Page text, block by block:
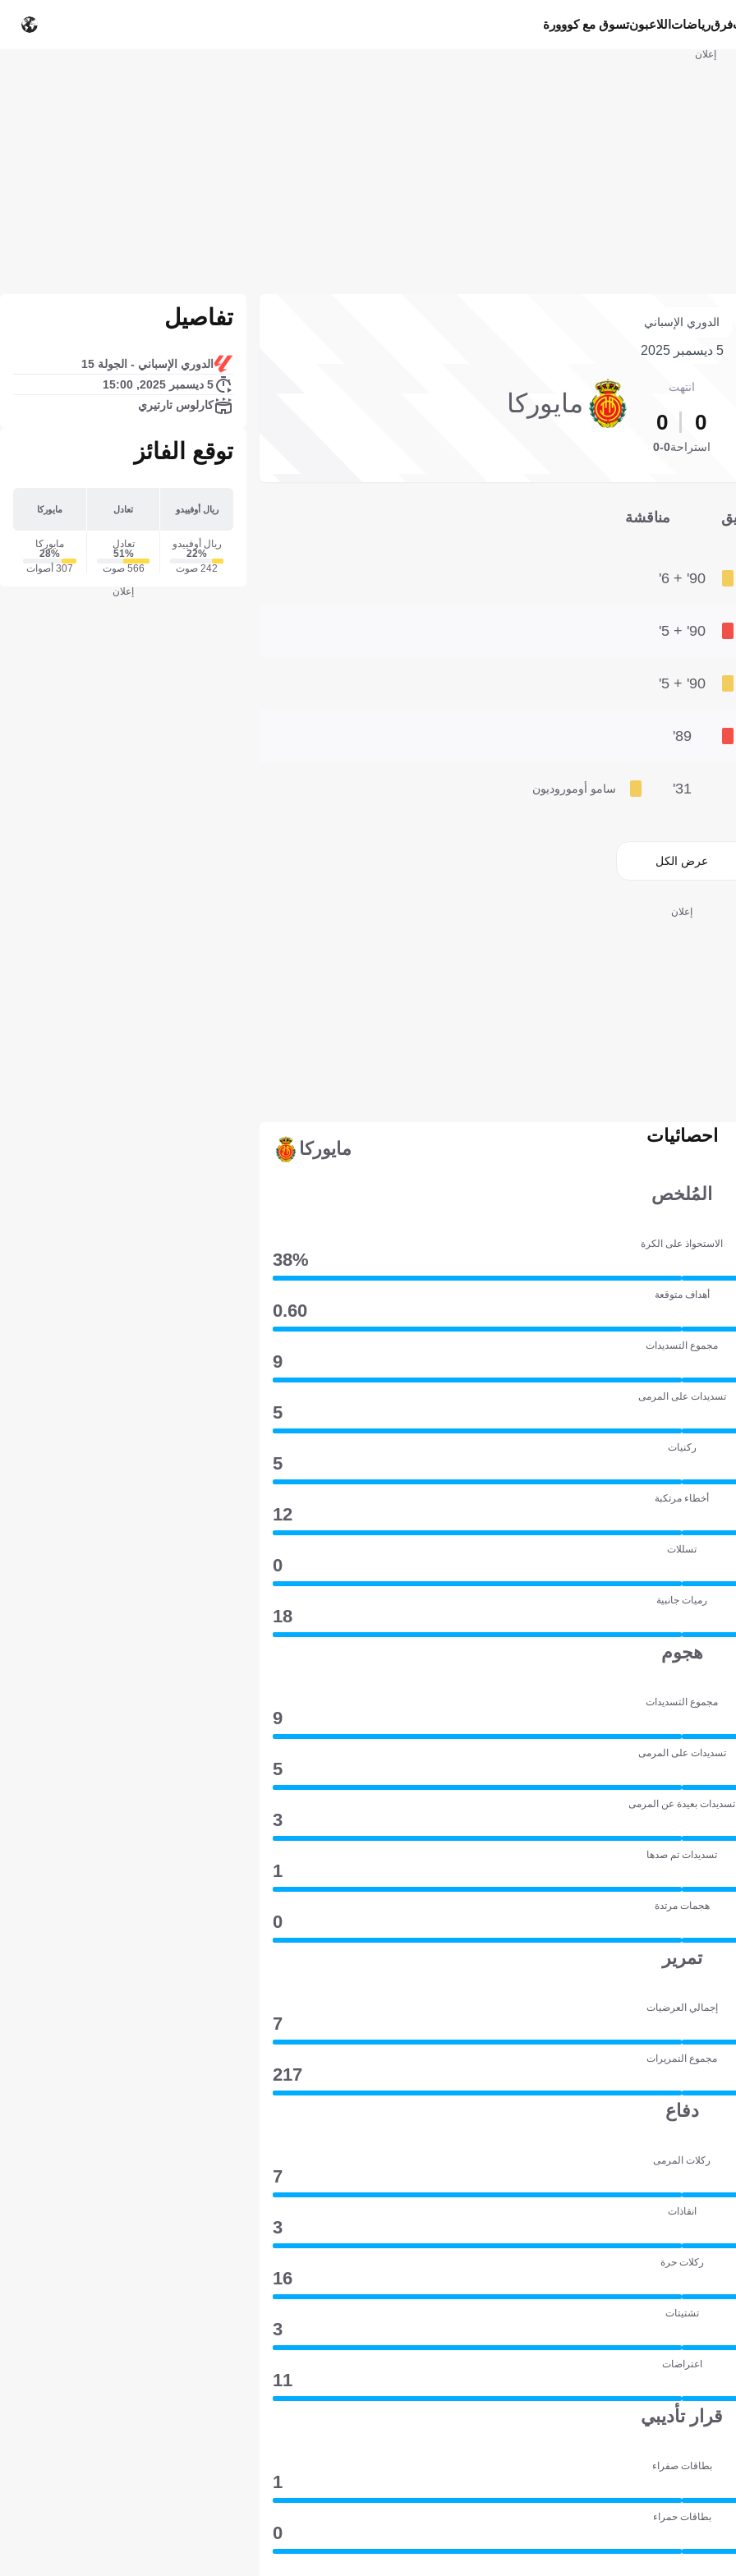
فرقرياضات اللاعبونتسوق مع كووورة
إعلان
الدوري الإسباني
5 ديسمبر 2025
انتهت
0
0
مايوركا
استراحة0-0
مناقشة
90' + 6'
90' + 5'
90' + 5'
89'
سامو أوموروديون 31'
عرض الكل
إعلان
احصائيات
مايوركا
المُلخص
الاستحواذ على الكرة
38‎%‎
أهداف متوقعة
0.60
مجموع التسديدات
9
تسديدات على المرمى
5
ركنيات
5
أخطاء مرتكبة
12
تسللات
0
رميات جانبية
18
هجوم
مجموع التسديدات
9
تسديدات على المرمى
5
تسديدات بعيدة عن المرمى
3
تسديدات تم صدها
1
هجمات مرتدة
0
تمرير
إجمالي العرضيات
7
مجموع التمريرات
217
دفاع
ركلات المرمى
7
انقاذات
3
ركلات حرة
16
تشتيتات
3
اعتراضات
11
قرار تأديبي
بطاقات صفراء
1
بطاقات حمراء
0
تفاصيل
الدوري الإسباني - الجولة 15
5 ديسمبر 2025, 15:00
كارلوس تارتيري
توقع الفائز
ريال أوفييدو تعادل مايوركا
ريال أوفييدو
22‎%‎
242 صوت
تعادل
51‎%‎
566 صوت
مايوركا
28‎%‎
307 أصوات
إعلان